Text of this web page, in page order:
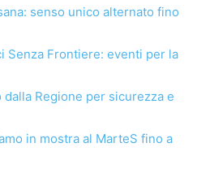
senso unico alternato fino
Senza Frontiere: eventi per la
Regione per sicurezza e
in mostra al MarteS fino a